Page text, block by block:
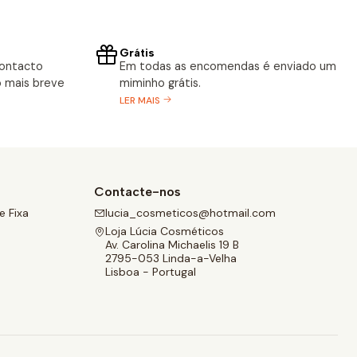
mais breve
Grátis
Em todas as encomendas é enviado um
miminho grátis.
LER MAIS
Fixa
Contacte-nos
lucia_cosmeticos@hotmail.com
Loja Lúcia Cosméticos
Av. Carolina Michaelis 19 B
2795-053 Linda-a-Velha
Lisboa - Portugal